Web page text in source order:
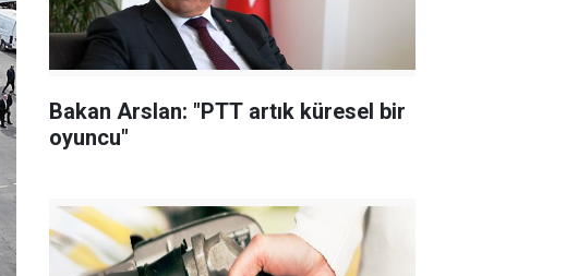
Bakan Arslan: "PTT artık küresel bir
oyuncu"